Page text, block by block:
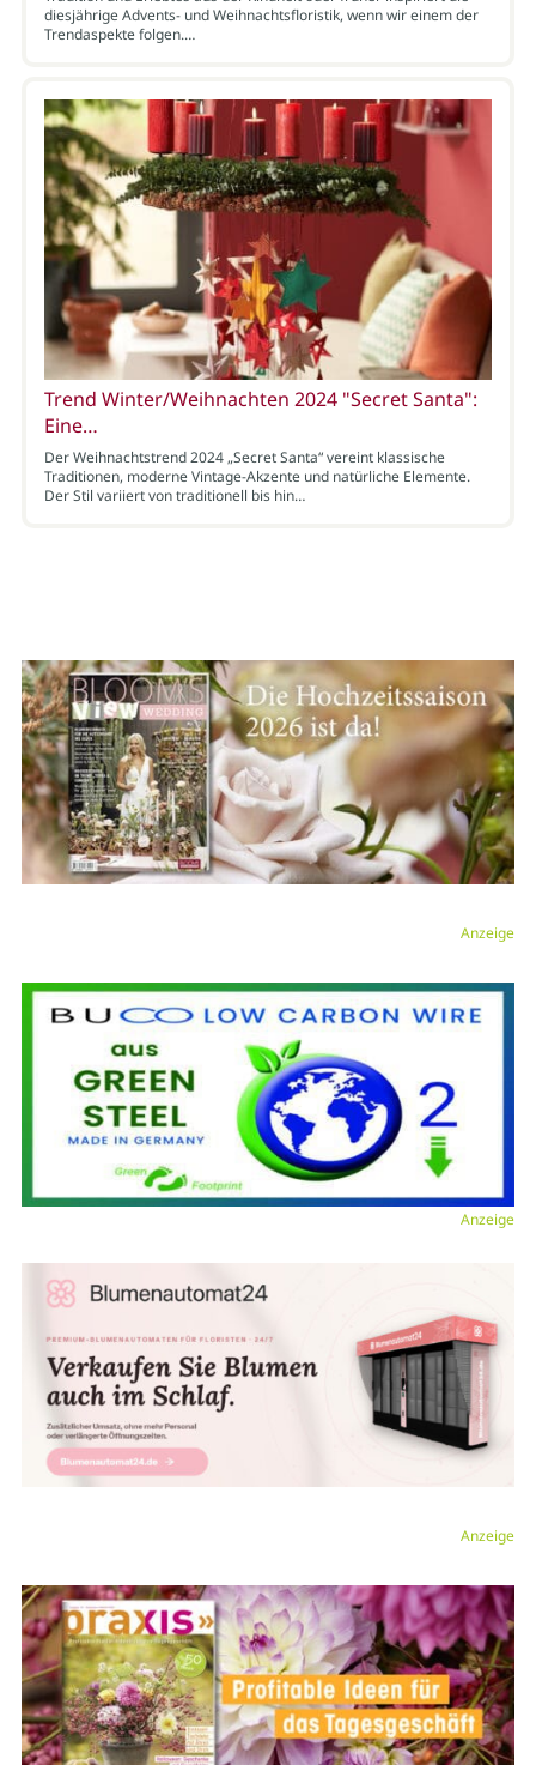
diesjährige Advents- und Weihnachtsfloristik, wenn wir einem der
Trendaspekte folgen.…
Trend Winter/Weihnachten 2024 "Secret Santa":
Eine…
Der Weihnachtstrend 2024 „Secret Santa“ vereint klassische
Traditionen, moderne Vintage-Akzente und natürliche Elemente.
Der Stil variiert von traditionell bis hin…
Anzeige
Anzeige
Anzeige